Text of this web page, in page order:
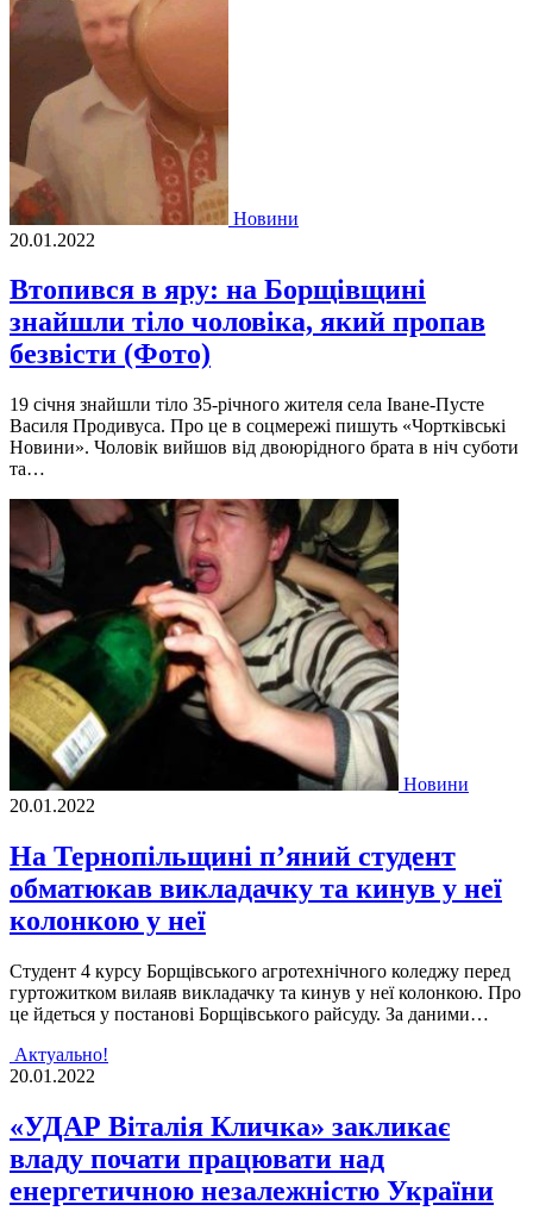
Новини
20.01.2022
Втопився в яру: на Борщівщині
знайшли тіло чоловіка, який пропав
безвісти (Фото)
19 січня знайшли тіло 35-річного жителя села Іване-Пусте
Василя Продивуса. Про це в соцмережі пишуть «Чортківські
Новини». Чоловік вийшов від двоюрідного брата в ніч суботи
та…
Новини
20.01.2022
На Тернопільщині п’яний студент
обматюкав викладачку та кинув у неї
колонкою у неї
Студент 4 курсу Борщівського агротехнічного коледжу перед
гуртожитком вилаяв викладачку та кинув у неї колонкою. Про
це йдеться у постанові Борщівського райсуду. За даними…
Актуально!
20.01.2022
«УДАР Віталія Кличка» закликає
владу почати працювати над
енергетичною незалежністю України